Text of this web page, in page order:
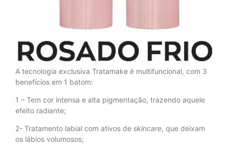
A tecnologia exclusiva Tratamake é multifuncional, com 3
benefícios em 1 batom:
1 – Tem cor intensa e alta pigmentação, trazendo aquele
efeito radiante;
2- Tratamento labial com ativos de skincare, que deixam
os lábios volumosos;